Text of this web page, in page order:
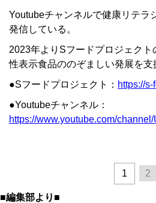
Youtubeチャンネルで健康リテラ
発信している。
2023年よりSフードプロジェク
性表示食品ののぞましい発展を支
●Sフードプロジェクト： https://
●Youtubeチャンネル：
https://www.youtube.com/
1 2
■編集部より■